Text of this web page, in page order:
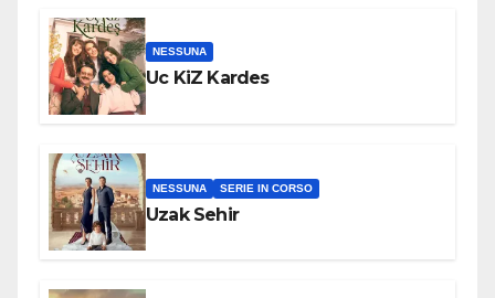
NESSUNA
Uc KiZ Kardes
NESSUNA SERIE IN CORSO
Uzak Sehir